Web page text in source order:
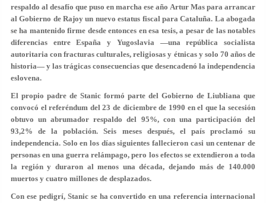
respaldo al desafío que puso en marcha ese año Artur Mas para arrancar
al Gobierno de Rajoy un nuevo estatus fiscal para Cataluña. La abogada
se ha mantenido firme desde entonces en esa tesis, a pesar de las notables
diferencias entre España y Yugoslavia —una república socialista
autoritaria con fracturas culturales, religiosas y étnicas y solo 70 años de
historia— y las trágicas consecuencias que desencadenó la independencia
eslovena.
El propio padre de Stanic formó parte del Gobierno de Liubliana que
convocó el referéndum del 23 de diciembre de 1990 en el que la secesión
obtuvo un abrumador respaldo del 95%, con una participación del
93,2% de la población. Seis meses después, el país proclamó su
independencia. Solo en los días siguientes fallecieron casi un centenar de
personas en una guerra relámpago, pero los efectos se extendieron a toda
la región y duraron al menos una década, dejando más de 140.000
muertos y cuatro millones de desplazados.
Con ese pedigrí, Stanic se ha convertido en una referencia internacional